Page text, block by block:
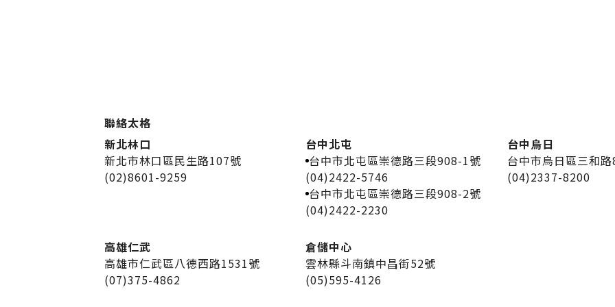
聯絡太格
新北林口
新北市林口區民生路107號
(02)8601-9259
台中北屯
台中市北屯區崇德路三段908-1號
(04)2422-5746
台中市北屯區崇德路三段908-2號
(04)2422-2230
台中烏日
台中市烏日區三和
(04)2337-8200
高雄仁武
高雄市仁武區八德西路1531號
(07)375-4862
倉儲中心
雲林縣斗南鎮中昌街52號
(05)595-4126